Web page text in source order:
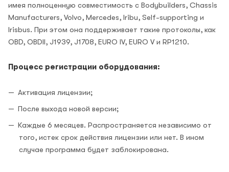
имея полноценную совместимость с Bodybuilders, Chassis
Manufacturers, Volvo, Mercedes, Iribu, Self-supporting и
Irisbus. При этом она поддерживает такие протоколы, как
OBD, OBDII, J1939, J1708, EURO IV, EURO V и RP1210.
Процесс регистрации оборудования:
Активация лицензии;
После выхода новой версии;
Каждые 6 месяцев. Распространяется независимо от
того, истек срок действия лицензии или нет. В ином
случае программа будет заблокирована.